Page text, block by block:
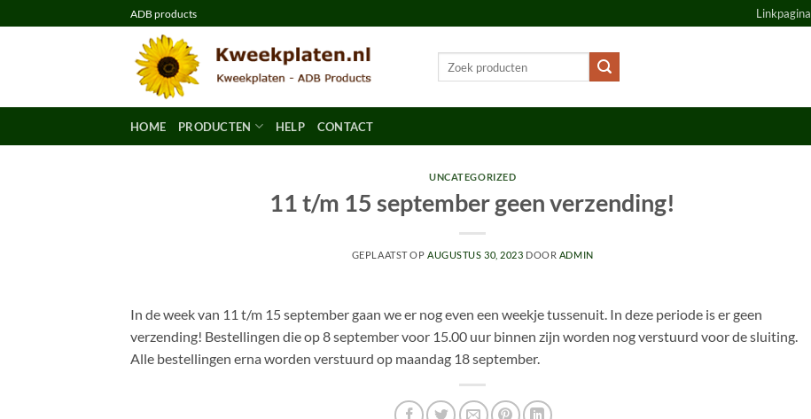
naar
ADB products Linkpagina
HOME PRODUCTEN HELP CONTACT
UNCATEGORIZED
11 t/m 15 september geen verzending!
GEPLAATST OP AUGUSTUS 30, 2023 DOOR ADMIN
In de week van 11 t/m 15 september gaan we er nog even een weekje tussenuit. In deze periode is er geen
verzending! Bestellingen die op 8 september voor 15.00 uur binnen zijn worden nog verstuurd voor de sluiting.
Alle bestellingen erna worden verstuurd op maandag 18 september.